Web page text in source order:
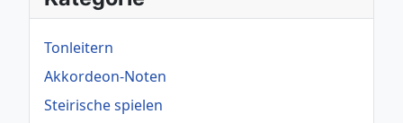
Tonleitern
Akkordeon-Noten
Steirische spielen